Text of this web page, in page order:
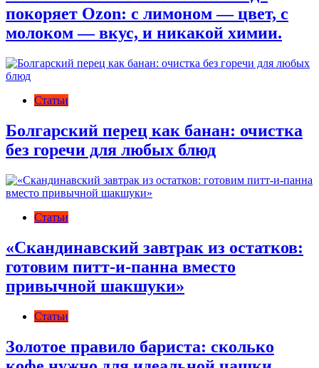
покоряет Ozon: с лимоном — цвет, с
молоком — вкус, и никакой химии.
Статьи
Болгарский перец как банан: очистка
без горечи для любых блюд
Статьи
«Скандинавский завтрак из остатков:
готовим питт-и-панна вместо
привычной шакшуки»
Статьи
Золотое правило бариста: сколько